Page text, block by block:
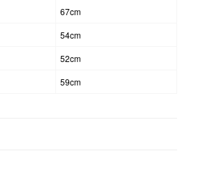
67cm
54cm
52cm
59cm